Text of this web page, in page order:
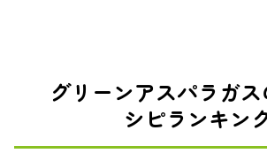
グリーンアスパラガ
シピランキン